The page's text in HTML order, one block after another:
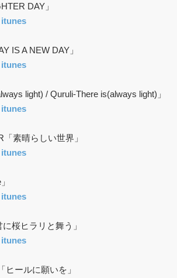
DAY」
itunes
IS A NEW DAY」
itunes
light) / Quruli-There is(always light)」
itunes
素晴らしい世界」
itunes
itunes
桜ヒラリと舞う」
itunes
ヒールに願いを」